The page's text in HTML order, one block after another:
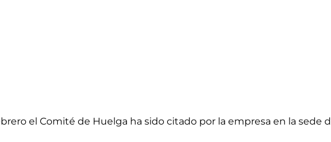
el Comité de Huelga ha sido citado por la empresa en la sede